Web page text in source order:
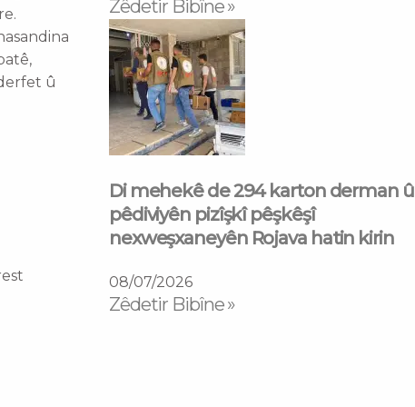
û
Zêdetir Bibîne »
Di mehekê de 294 karton derman û
pêdiviyên pizîşkî pêşkêşî
nexweşxaneyên Rojava hatin kirin
08/07/2026
Zêdetir Bibîne »